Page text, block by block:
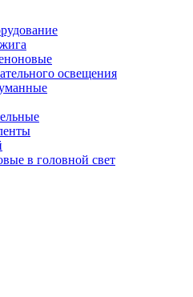
освещения
в головной свет